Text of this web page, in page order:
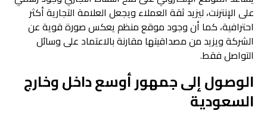
على الإنترنت، ليزيد ثقة العملاء ويجعل العلامة التجارية أكثر
احترافية، كما أن وجود موقع منظم يعكس صورة قوية عن
الشركة ويزيد من مصداقيتها مقارنة بالاعتماد على وسائل
التواصل فقط.
الوصول إلى جمهور أوسع داخل وخارج
السعودية